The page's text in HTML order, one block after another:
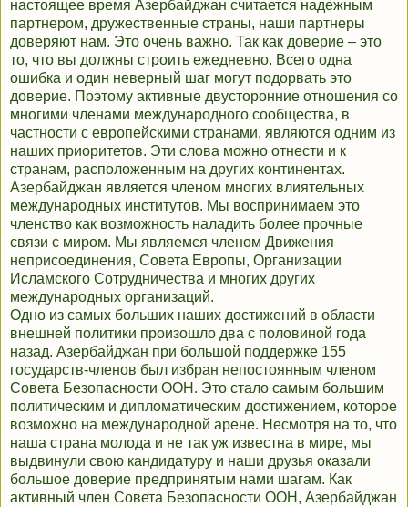
настоящее время Азербайджан считается надежным
партнером, дружественные страны, наши партнеры
доверяют нам. Это очень важно. Так как доверие – это
то, что вы должны строить ежедневно. Всего одна
ошибка и один неверный шаг могут подорвать это
доверие. Поэтому активные двусторонние отношения со
многими членами международного сообщества, в
частности с европейскими странами, являются одним из
наших приоритетов. Эти слова можно отнести и к
странам, расположенным на других континентах.
Азербайджан является членом многих влиятельных
международных институтов. Мы воспринимаем это
членство как возможность наладить более прочные
связи с миром. Мы являемся членом Движения
неприсоединения, Совета Европы, Организации
Исламского Сотрудничества и многих других
международных организаций.
Одно из самых больших наших достижений в области
внешней политики произошло два с половиной года
назад. Азербайджан при большой поддержке 155
государств-членов был избран непостоянным членом
Совета Безопасности ООН. Это стало самым большим
политическим и дипломатическим достижением, которое
возможно на международной арене. Несмотря на то, что
наша страна молода и не так уж известна в мире, мы
выдвинули свою кандидатуру и наши друзья оказали
большое доверие предпринятым нами шагам. Как
активный член Совета Безопасности ООН, Азербайджан